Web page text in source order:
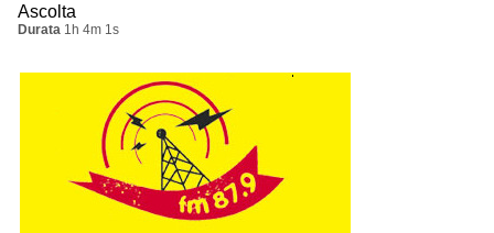
Ascolta
Durata 1h 4m 1s